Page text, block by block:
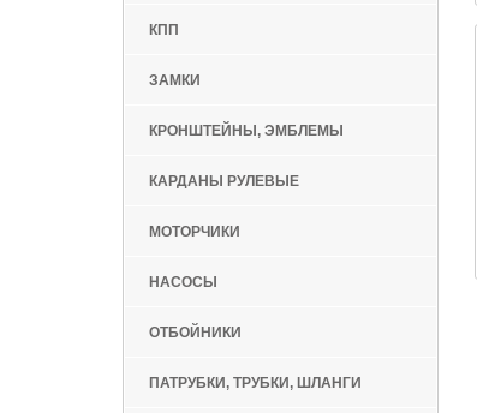
КПП
ЗАМКИ
КРОНШТЕЙНЫ, ЭМБЛЕМЫ
КАРДАНЫ РУЛЕВЫЕ
МОТОРЧИКИ
НАСОСЫ
ОТБОЙНИКИ
ПАТРУБКИ, ТРУБКИ, ШЛАНГИ